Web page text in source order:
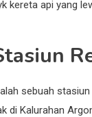
kereta api yang
sebuah
di Kalurahan